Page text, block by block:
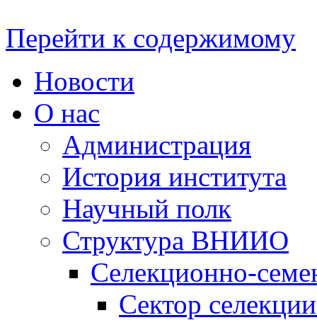
Перейти к содержимому
Новости
О нас
Администрация
История института
Научный полк
Структура ВНИИО
Селекционно-
Сектор